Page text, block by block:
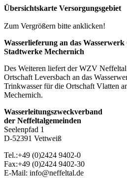
Übersichtskarte Versorgungsgebiet
Zum Vergrößern bitte anklicken!
Wasserlieferung an das
Stadtwerke Mechernich
Des Weiteren liefert der WZV
Ortschaft Leversbach an das
Trinkwasser für die Ortschaft Vlatten
Mechernich.
Wasserleitungszweckverband
der Neffeltalgemeinden
Seelenpfad 1
D-52391 Vettweiß
Tel.:+49 (0)2424 9402-0
Fax:+49 (0)2424 9402-30
E-Mail: info@neffeltal.de